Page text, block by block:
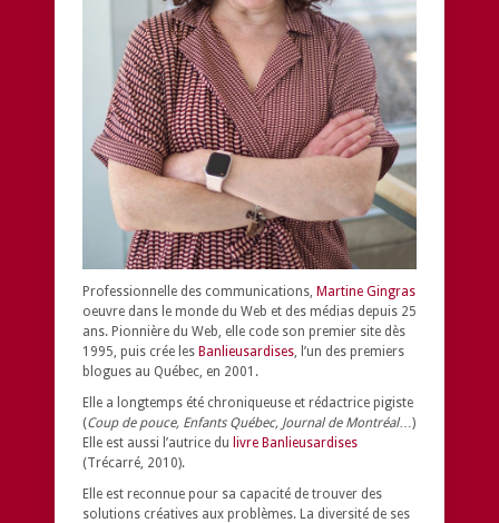
Professionnelle des communications, Martine Gingras
oeuvre dans le monde du Web et des médias depuis 25
ans. Pionnière du Web, elle code son premier site dès
1995, puis crée les Banlieusardises , l’un des premiers
blogues au Québec, en 2001.
Elle a longtemps été chroniqueuse et rédactrice pigiste
(Coup de pouce, Enfants Québec, Journal de Montréal…)
Elle est aussi l’autrice du livre Banlieusardises
(Trécarré, 2010).
Elle est reconnue pour sa capacité de trouver des
solutions créatives aux problèmes. La diversité de ses